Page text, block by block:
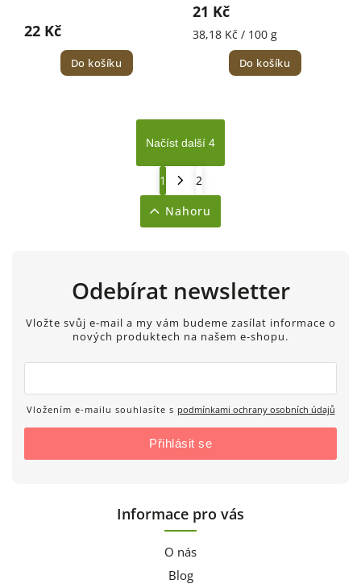
22 Kč
Do košíku
21 Kč
38,18 Kč / 100 g
Do košíku
Načíst další 4
1
2
Nahoru
Odebírat newsletter
Vložte svůj e-mail a my vám budeme zasílat informace o
nových produktech na našem e-shopu.
Vložením e-mailu souhlasíte s podmínkami ochrany osobních údajů
Přihlásit se
Informace pro vás
O nás
Blog